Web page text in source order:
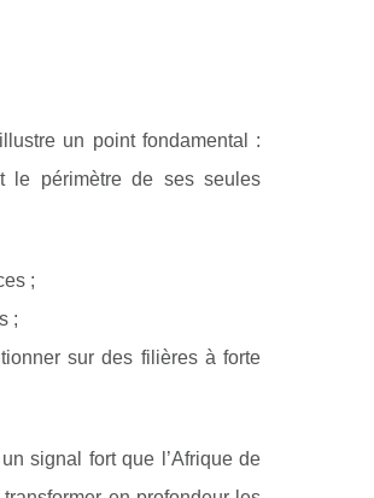
un point fondamental :
le périmètre de ses seules
;
;
sur des filières à forte
signal fort que l’Afrique de